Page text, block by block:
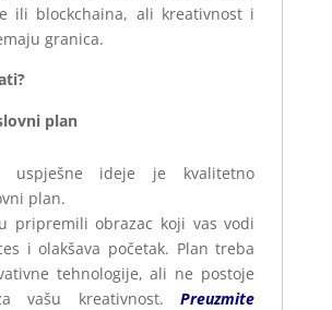
ili blockchaina, ali kreativnost i
granica.
plan
uspješne ideje je kvalitetno
plan.
pripremili obrazac koji vas vodi
i olakšava početak. Plan treba
tehnologije, ali ne postoje
vašu kreativnost. Preuzmite